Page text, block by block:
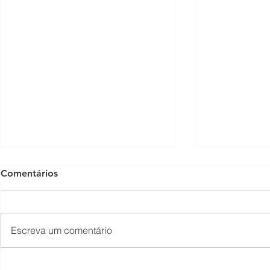
Comentários
Escreva um comentário